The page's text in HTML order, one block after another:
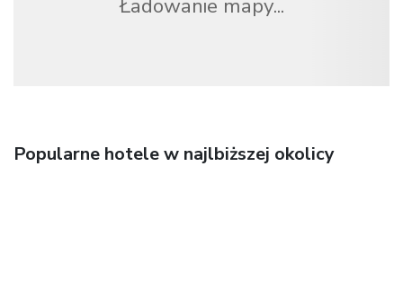
Popularne hotele w najlbiższej okolicy